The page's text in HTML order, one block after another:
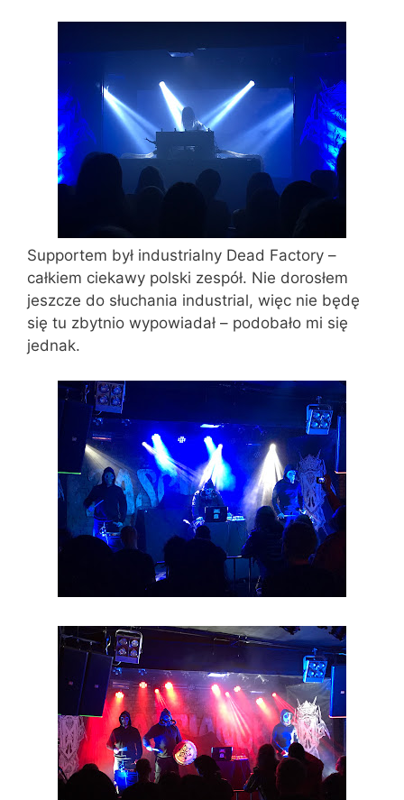
Supportem był industrialny Dead Factory –
całkiem ciekawy polski zespół. Nie dorosłem
jeszcze do słuchania industrial, więc nie będę
się tu zbytnio wypowiadał – podobało mi się
jednak.